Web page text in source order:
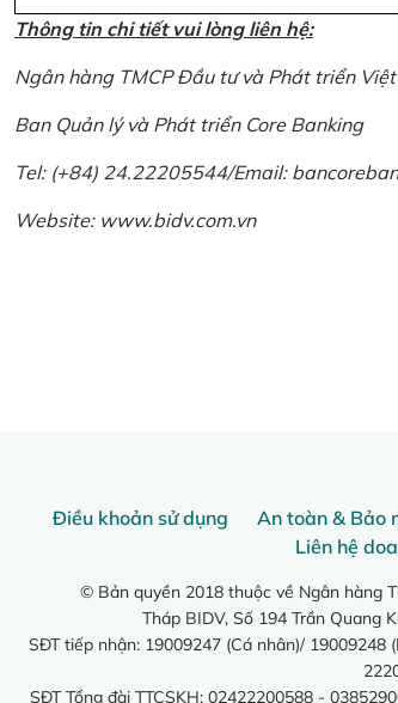
Thông tin chi tiết vui lòng liên hệ:
Ngân hàng TMCP Đầu tư và Phát triển
Ban Quản lý và Phát triển Core Banking
Tel: (+84) 24.22205544/Email:
Website: www.bidv.com.vn
Điều khoản sử dụng An toàn & Bảo
Liên hệ
© Bản quyền 2018 thuộc về Ngân hàng
Tháp BIDV, Số 194 Trần Quang
SĐT tiếp nhận: 19009247 (Cá nhân)/ 19009248
SĐT Tổng đài TTCSKH: 02422200588 -